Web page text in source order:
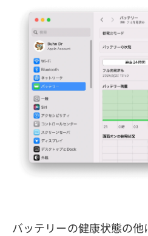
バッテリーの健康状態の